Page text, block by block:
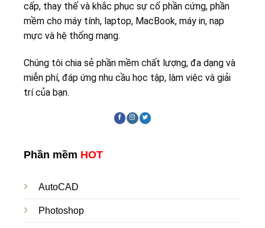
cấp, thay thế và khắc phục sự cố phần cứng, phần
mềm cho máy tính, laptop, MacBook, máy in, nạp
mực và hệ thống mạng.
Chúng tôi chia sẻ phần mềm chất lượng, đa dạng và
miễn phí, đáp ứng nhu cầu học tập, làm việc và giải
trí của bạn.
Phần mềm HOT
AutoCAD
Photoshop